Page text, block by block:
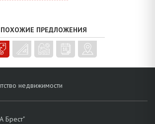
ПОХОЖИЕ ПРЕДЛОЖЕНИЯ
недвижимости
Брест"